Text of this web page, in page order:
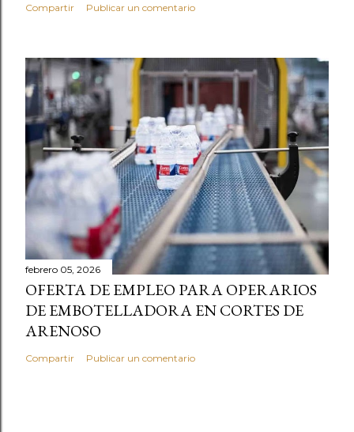
Compartir Publicar un comentario
febrero 05, 2026
OFERTA DE EMPLEO PARA OPERARIOS
DE EMBOTELLADORA EN CORTES DE
ARENOSO
Compartir Publicar un comentario